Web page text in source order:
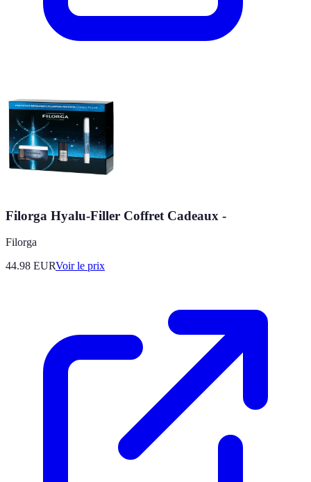
Filorga Hyalu-Filler Coffret Cadeaux -
Filorga
44.98 EURVoir le prix